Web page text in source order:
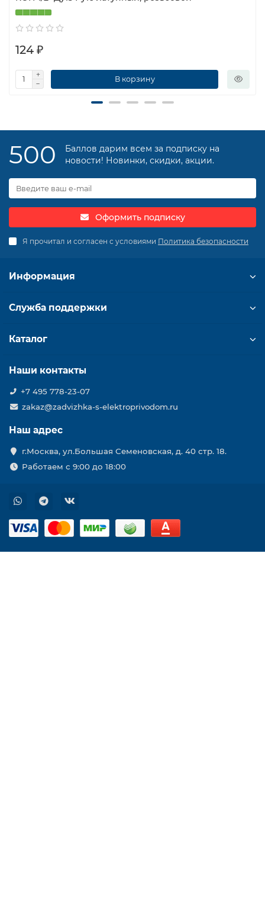
124 ₽
В корзину
500
Баллов дарим всем за подписку на
новости! Новинки, скидки, акции.
Оформить подписку
Я прочитал и согласен с условиями Политика безопасности
Информация
Служба поддержки
Каталог
Наши контакты
+7 495 778-23-07
zakaz@zadvizhka-s-elektroprivodom.ru
Наш адрес
г.Москва, ул.Большая Семеновская, д. 40 стр. 18.
Работаем с 9:00 до 18:00